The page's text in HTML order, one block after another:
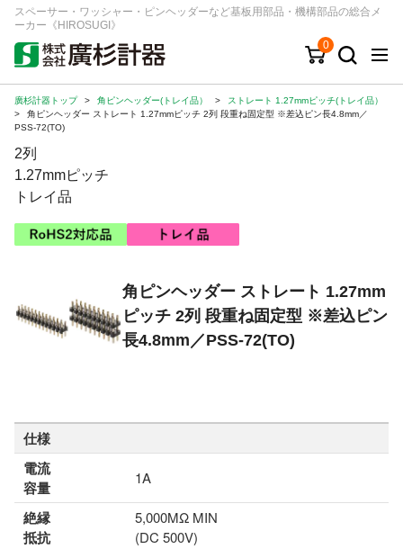
スペーサー・ワッシャー・ピンヘッダーなど基板用部品・機構部品の総合メ
ーカー《HIROSUGI》
0
キーワード 品番/シリーズ
商品カテゴリから探す
ジャンルから探す
シリーズから探す
注文・見積りについて
ご利用ガイド
廣杉計器トップ > 角ピンヘッダー(トレイ品） >
ストレート 1.27mmピッチ(トレイ品）
>
角ピンヘッダー ストレート 1.27mmピッチ 2列 段重ね固定型 ※差込ピン長4.8mm／
PSS-72(TO)
2列
1.27mmピッチ
トレイ品
角ピンヘッダー ストレート 1.27mm
ピッチ 2列 段重ね固定型 ※差込ピン
長4.8mm／PSS-72(TO)
仕様
電流
容量
1A
絶縁
抵抗
5,000MΩ MIN
(DC 500V)